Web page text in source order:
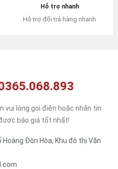
Hỗ trợ nhanh
Hỗ trợ đổi trả hàng nhanh
vui lòng gọi điện hoặc nhắn tin
báo giá tốt nhất!
Hoàng Đôn Hòa, Khu đô thị Văn